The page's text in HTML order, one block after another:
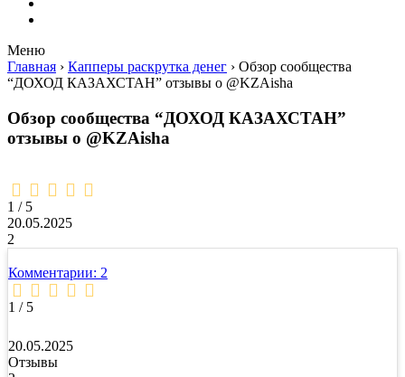
Меню
Главная › Капперы раскрутка денег › Обзор сообщества
“ДОХОД КАЗАХСТАН” отзывы о @KZAisha
Обзор сообщества “ДОХОД КАЗАХСТАН”
отзывы о @KZAisha
1,0
rating
1 / 5
20.05.2025
2
Комментарии: 2
1 / 5
20.05.2025
Отзывы